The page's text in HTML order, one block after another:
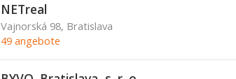
NETreal
Vajnorská 98, Bratislava
49 angebote